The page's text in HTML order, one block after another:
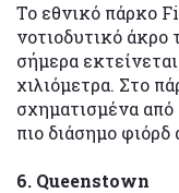
Το εθνικό πάρκο
νοτιοδυτικό άκρο
σήμερα
χιλιόμετρα. Στο
σχηματισμένα
πιο διάσημο
6. Queenstown